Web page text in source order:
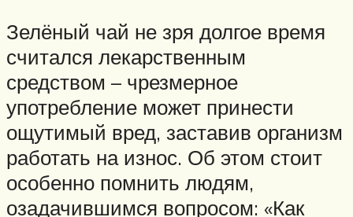
Зелёный чай не зря долгое время
считался лекарственным
средством – чрезмерное
употребление может принести
ощутимый вред, заставив организм
работать на износ. Об этом стоит
особенно помнить людям,
озадачившимся вопросом: «Как